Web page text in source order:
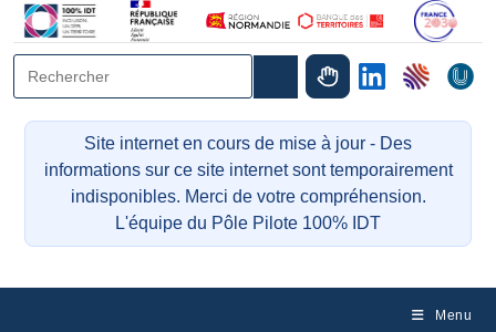
Site internet en cours de mise à jour - Des
informations sur ce site internet sont temporairement
indisponibles. Merci de votre compréhension.
L'équipe du Pôle Pilote 100% IDT
Menu